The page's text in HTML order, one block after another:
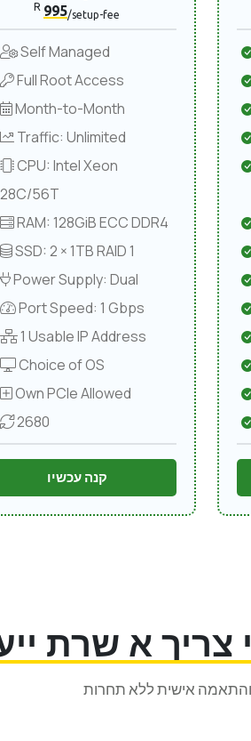
R 995/setup-fee
Self Managed
Full Root Access
Month-to-Month
Traffic: Unlimited
CPU: Intel Xeon
28C/56T
RAM: 128GiB ECC DDR4
SSD: 2 × 1TB RAID 1
Power Supply: Dual
Port Speed: 1 Gbps
1 Usable IP Address
Choice of OS
Own PCIe Allowed
2680
קנה עכשיו
צריך א
והתאמה אישית ללא תחרות